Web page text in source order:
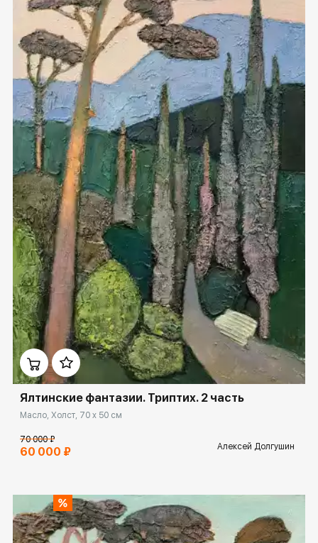
Домен: ekb.rakovgallery.ru
Ялтинские фантазии. Триптих. 2 часть
Масло, Холст, 70 x 50 см
70 000 ₽
60 000 ₽ Алексей Долгушин